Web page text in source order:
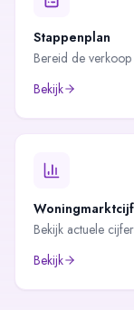
Stappenplan
Bereid de verkoop
Bekijk
Bekijk actuele
Bekijk